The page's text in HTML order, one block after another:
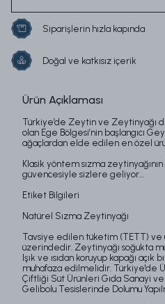
Siparişlerin hızla kapında
Doğal ve katkısız içerik
Ürün Açıklaması
Türkiye’de Zeytin ve Zeytinyağı
olan Ege Bölgesi’nin başlangıcı
ağaçlardan elde edilen en özel
Klasik yöntem sızma
güvencesiyle sizlere geliyor…
Etiket Bilgileri
Natürel Sızma Zeytinyağı
Tavsiye edilen tüketim (TETT)
üzerindedir. Zeytinyağı soğukta
Işık ve ısıdan koruyup kapağı
muhafaza edilmelidir. Türkiye'de
Çiftliği Süt Ürünleri Gıda Sanayi
Gelibolu Tesislerinde Dolumu